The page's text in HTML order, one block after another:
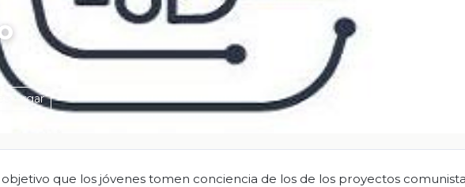
que los jóvenes tomen conciencia de los de los proyectos